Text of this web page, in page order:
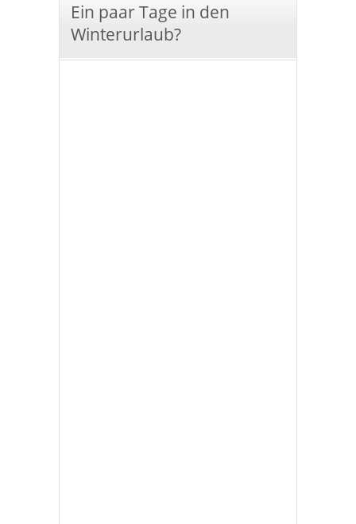
Ein paar Tage in den
Winterurlaub?